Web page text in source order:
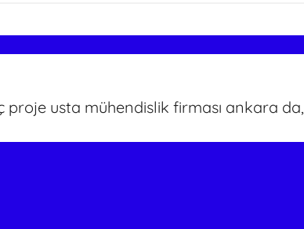
proje usta mühendislik firması ankara da,